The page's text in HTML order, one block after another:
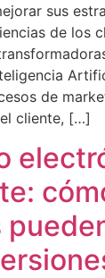
sus
de los
de
cliente, […]